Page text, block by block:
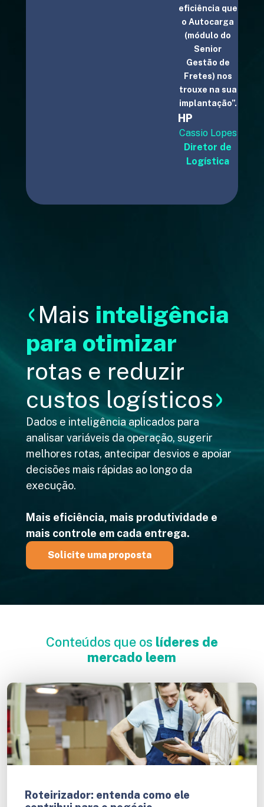
eficiência que
o Autocarga
(módulo do
Senior
Gestão de
Fretes) nos
trouxe na sua
implantação”.
HP
Cassio Lopes
Diretor de
Logística
Mais inteligência
para otimizar
rotas e reduzir
custos logísticos
Dados e inteligência aplicados para
analisar variáveis da operação, sugerir
melhores rotas, antecipar desvios e apoiar
decisões mais rápidas ao longo da
execução.
Mais eficiência, mais produtividade e
mais controle em cada entrega.
Solicite uma proposta
Conteúdos que os líderes de
mercado leem
Roteirizador: entenda como ele